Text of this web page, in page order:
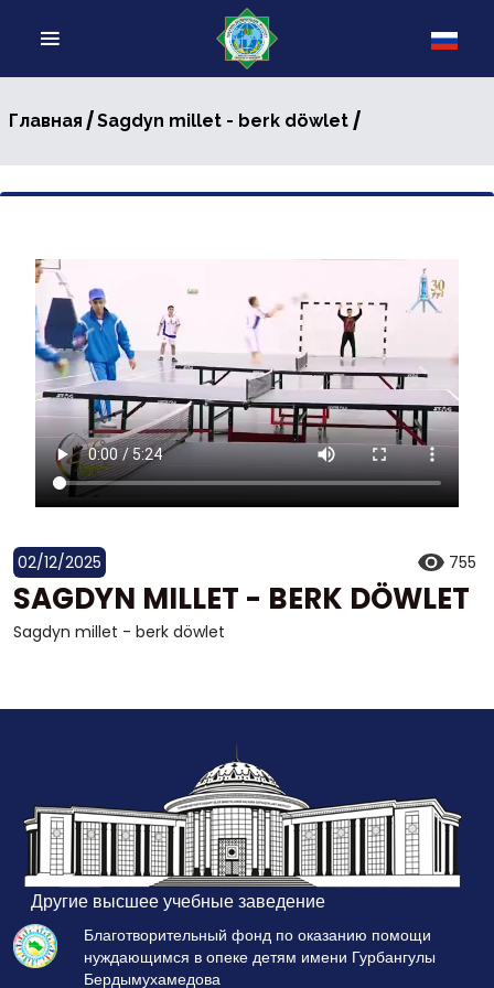
Главная /Sagdyn millet - berk döwlet /
02/12/2025 755
SAGDYN MILLET - BERK DÖWLET
Sagdyn millet - berk döwlet
Другие высшее учебные заведение
Благотворительный фонд по оказанию помощи
нуждающимся в опеке детям имени Гурбангулы
Бердымухамедова